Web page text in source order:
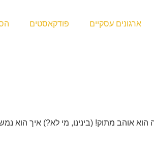
ארגונים עסקיים פודקאסטים
אוהב מתוק! (בינינו, מי לא?) איך הוא